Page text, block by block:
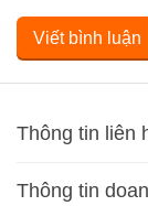
Đảm bảo giá
tư vấn bởi các
đối tượng cụ
dụng phù hợp
Viết bình luận
Thông tin liên
Thông tin